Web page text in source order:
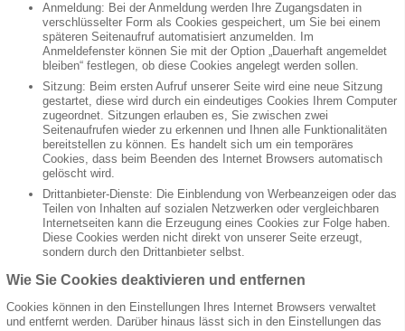
Anmeldung: Bei der Anmeldung werden Ihre Zugangsdaten in
verschlüsselter Form als Cookies gespeichert, um Sie bei einem
späteren Seitenaufruf automatisiert anzumelden. Im
Anmeldefenster können Sie mit der Option „Dauerhaft angemeldet
bleiben“ festlegen, ob diese Cookies angelegt werden sollen.
Sitzung: Beim ersten Aufruf unserer Seite wird eine neue Sitzung
gestartet, diese wird durch ein eindeutiges Cookies Ihrem Computer
zugeordnet. Sitzungen erlauben es, Sie zwischen zwei
Seitenaufrufen wieder zu erkennen und Ihnen alle Funktionalitäten
bereitstellen zu können. Es handelt sich um ein temporäres
Cookies, dass beim Beenden des Internet Browsers automatisch
gelöscht wird.
Drittanbieter-Dienste: Die Einblendung von Werbeanzeigen oder das
Teilen von Inhalten auf sozialen Netzwerken oder vergleichbaren
Internetseiten kann die Erzeugung eines Cookies zur Folge haben.
Diese Cookies werden nicht direkt von unserer Seite erzeugt,
sondern durch den Drittanbieter selbst.
Wie Sie Cookies deaktivieren und entfernen
Cookies können in den Einstellungen Ihres Internet Browsers verwaltet
und entfernt werden. Darüber hinaus lässt sich in den Einstellungen das